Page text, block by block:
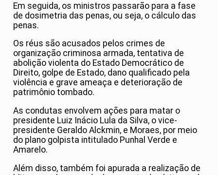
Em seguida, os ministros passarão para a fase
de dosimetria das penas, ou seja, o cálculo das
penas.
Os réus são acusados pelos crimes de
organização criminosa armada, tentativa de
abolição violenta do Estado Democrático de
Direito, golpe de Estado, dano qualificado pela
violência e grave ameaça e deterioração de
patrimônio tombado.
As condutas envolvem ações para matar o
presidente Luiz Inácio Lula da Silva, o vice-
presidente Geraldo Alckmin, e Moraes, por meio
do plano golpista intitulado Punhal Verde e
Amarelo.
Além disso, também foi apurada a realização de